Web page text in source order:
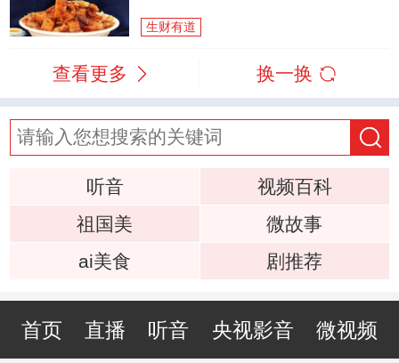
生财有道
查看更多 换一换
听音
视频百科
祖国美
微故事
ai美食
剧推荐
首页 直播 听音 央视影音 微视频